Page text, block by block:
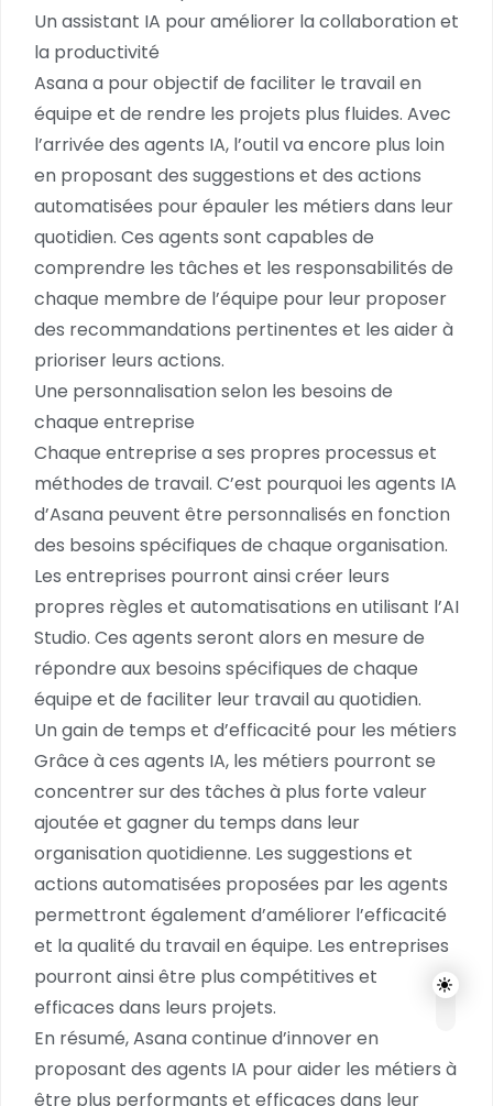
Un assistant IA pour améliorer la collaboration et
la productivité
Asana a pour objectif de faciliter le travail en
équipe et de rendre les projets plus fluides. Avec
l’arrivée des agents IA, l’outil va encore plus loin
en proposant des suggestions et des actions
automatisées pour épauler les métiers dans leur
quotidien. Ces agents sont capables de
comprendre les tâches et les responsabilités de
chaque membre de l’équipe pour leur proposer
des recommandations pertinentes et les aider à
prioriser leurs actions.
Une personnalisation selon les besoins de
chaque entreprise
Chaque entreprise a ses propres processus et
méthodes de travail. C’est pourquoi les agents IA
d’Asana peuvent être personnalisés en fonction
des besoins spécifiques de chaque organisation.
Les entreprises pourront ainsi créer leurs
propres règles et automatisations en utilisant l’AI
Studio. Ces agents seront alors en mesure de
répondre aux besoins spécifiques de chaque
équipe et de faciliter leur travail au quotidien.
Un gain de temps et d’efficacité pour les métiers
Grâce à ces agents IA, les métiers pourront se
concentrer sur des tâches à plus forte valeur
ajoutée et gagner du temps dans leur
organisation quotidienne. Les suggestions et
actions automatisées proposées par les agents
permettront également d’améliorer l’efficacité
et la qualité du travail en équipe. Les entreprises
pourront ainsi être plus compétitives et
efficaces dans leurs projets.
En résumé, Asana continue d’innover en
proposant des agents IA pour aider les métiers à
être plus performants et efficaces dans leur